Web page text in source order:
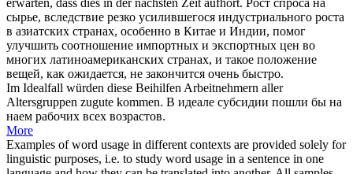
erwarten, dass dies in der nächsten Zeit aufhört. Рост спроса на
сырье, вследствие резко усилившегося индустриального роста
в азиатских странах, особенно в Китае и Индии, помог
улучшить соотношение импортных и экспортных цен во
многих латиноамериканских странах, и такое положение
вещей, как ожидается, не закончится очень быстро.
Im Idealfall würden diese Beihilfen Arbeitnehmern aller
Altersgruppen zugute kommen. В идеале субсидии пошли бы на
наем рабочих всех возрастов.
More
Examples of word usage in different contexts are provided solely for
linguistic purposes, i.e. to study word usage in a sentence in one